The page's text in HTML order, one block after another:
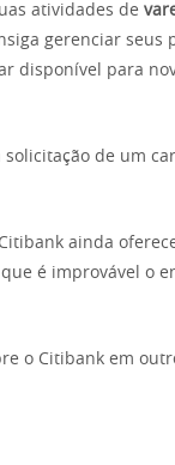
atividades de
gerenciar seus
disponível para
de um
ainda
é improvável o
o Citibank em